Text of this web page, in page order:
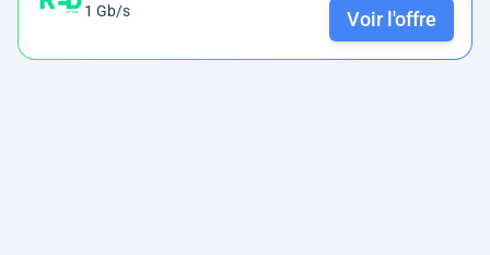
1 Gb/s Voir l'offre